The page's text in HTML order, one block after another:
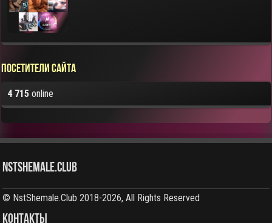
Посетители сайта
4 715 online
NstShemale.Club
© NstShemale.Club 2018-2026, All Rights Reserved
КОНТАКТЫ